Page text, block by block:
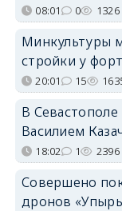
08:01 0 1326
Минкультуры
стройки у
20:01 15
В
Василием
18:02 1 2396
Совершено
дронов